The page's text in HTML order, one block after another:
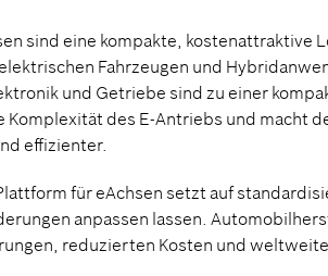
sind eine kompakte, kostenattraktive
Fahrzeugen und
und Getriebe sind zu einer
Komplexität des E-Antriebs und macht
effizienter.
für eAchsen setzt auf
anpassen lassen.
reduzierten Kosten und